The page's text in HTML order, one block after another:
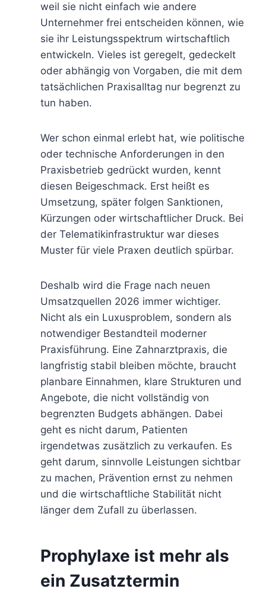
weil sie nicht einfach wie andere
Unternehmer frei entscheiden können, wie
sie ihr Leistungsspektrum wirtschaftlich
entwickeln. Vieles ist geregelt, gedeckelt
oder abhängig von Vorgaben, die mit dem
tatsächlichen Praxisalltag nur begrenzt zu
tun haben.
Wer schon einmal erlebt hat, wie politische
oder technische Anforderungen in den
Praxisbetrieb gedrückt wurden, kennt
diesen Beigeschmack. Erst heißt es
Umsetzung, später folgen Sanktionen,
Kürzungen oder wirtschaftlicher Druck. Bei
der Telematikinfrastruktur war dieses
Muster für viele Praxen deutlich spürbar.
Deshalb wird die Frage nach neuen
Umsatzquellen 2026 immer wichtiger.
Nicht als ein Luxusproblem, sondern als
notwendiger Bestandteil moderner
Praxisführung. Eine Zahnarztpraxis, die
langfristig stabil bleiben möchte, braucht
planbare Einnahmen, klare Strukturen und
Angebote, die nicht vollständig von
begrenzten Budgets abhängen. Dabei
geht es nicht darum, Patienten
irgendetwas zusätzlich zu verkaufen. Es
geht darum, sinnvolle Leistungen sichtbar
zu machen, Prävention ernst zu nehmen
und die wirtschaftliche Stabilität nicht
länger dem Zufall zu überlassen.
Prophylaxe ist mehr als
ein Zusatztermin